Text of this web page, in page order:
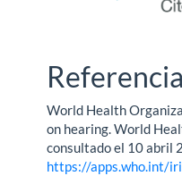
World Health
on hearing. World
consultado el 10 abril
https://apps.who.int/